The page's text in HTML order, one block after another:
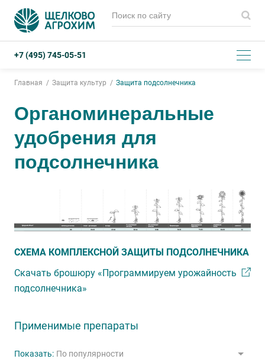
+7 (495) 745-05-51
Главная Защита культур Защита подсолнечника
Органоминеральные
удобрения для
подсолнечника
СХЕМА КОМПЛЕКСНОЙ ЗАЩИТЫ ПОДСОЛНЕЧНИКА
Скачать брошюру «Программируем урожайность
подсолнечника»
Применимые препараты
Показать: По популярности